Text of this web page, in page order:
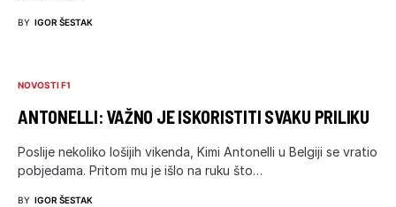
BY IGOR ŠESTAK
NOVOSTI F1
ANTONELLI: VAŽNO JE ISKORISTITI SVAKU PRILIKU
Poslije nekoliko lošijih vikenda, Kimi Antonelli u Belgiji se vratio
pobjedama. Pritom mu je išlo na ruku što…
BY IGOR ŠESTAK